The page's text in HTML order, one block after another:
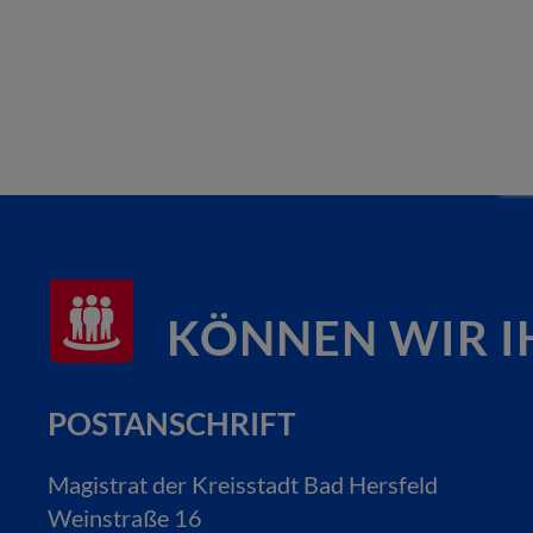
KÖNNEN WIR
POSTANSCHRIFT
Magistrat der Kreisstadt Bad Hersfeld
Weinstraße 16